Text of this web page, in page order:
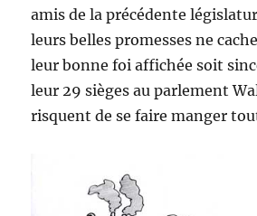
amis de la précédente
leurs belles promesses ne
leur bonne foi affichée soit
leur 29 sièges au parlement
risquent de se faire manger